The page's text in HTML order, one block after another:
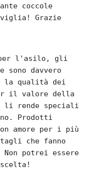
coccole
Grazie
l'asilo, gli
sono davvero
la qualità dei
il valore della
li rende speciali
Prodotti
amore per i più
che fanno
potrei essere